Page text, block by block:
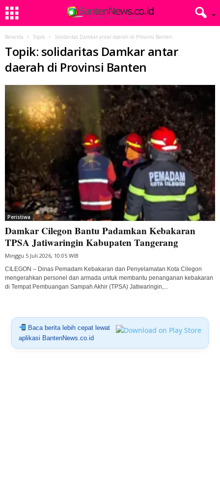
Beranda Topik Solidaritas Damkar antar daerah di Provinsi Banten
Topik: solidaritas Damkar antar
daerah di Provinsi Banten
Peristiwa
Damkar Cilegon Bantu Padamkan Kebakaran
TPSA Jatiwaringin Kabupaten Tangerang
Minggu 5 Juli 2026, 10:05 WIB
CILEGON – Dinas Pemadam Kebakaran dan Penyelamatan Kota Cilegon
mengerahkan personel dan armada untuk membantu penanganan kebakaran
di Tempat Pembuangan Sampah Akhir (TPSA) Jatiwaringin,...
Baca berita lebih cepat lewat
aplikasi BantenNews.co.id